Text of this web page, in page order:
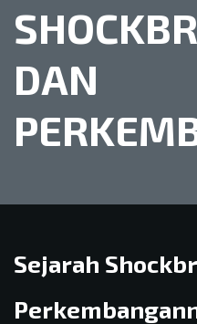
DAN
Sejarah